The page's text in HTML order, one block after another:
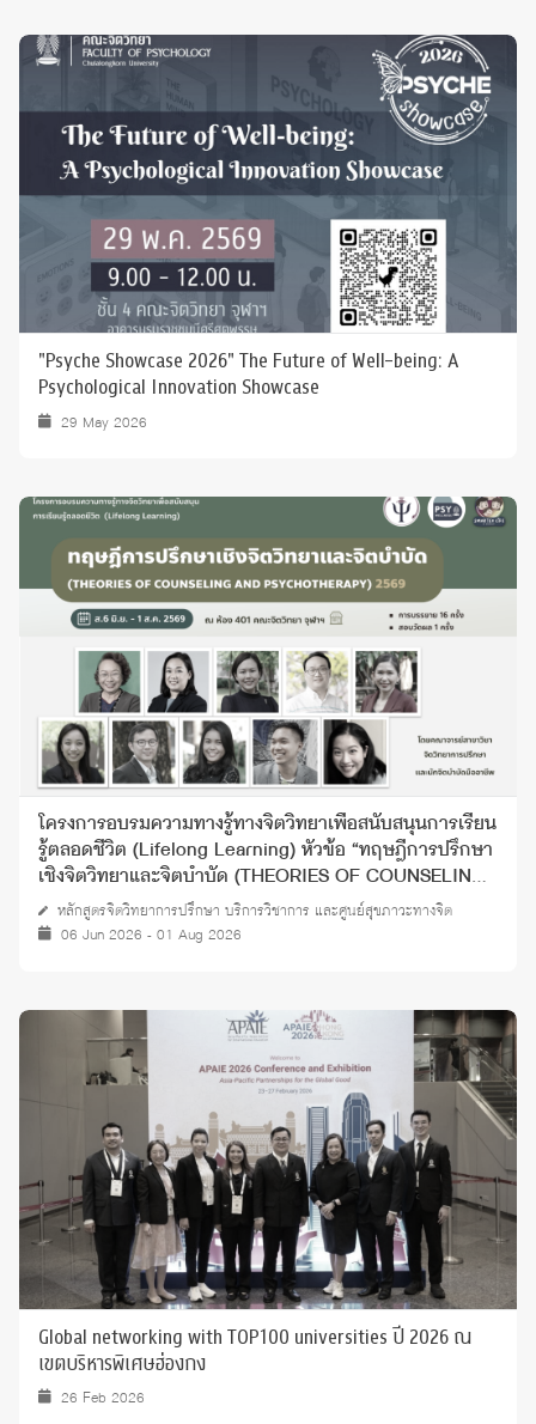
"Psyche Showcase 2026" The Future of Well-being: A
Psychological Innovation Showcase
29 May 2026
โครงการอบรมความทางรู้ทางจิตวิทยาเพื่อสนับสนุนการเรียน
รู้ตลอดชีวิต (Lifelong Learning) หัวข้อ “ทฤษฎีการปรึกษา
เชิงจิตวิทยาและจิตบำบัด (THEORIES OF COUNSELING
AND PSYCHOTHERAPY)” ปี 2568
หลักสูตรจิตวิทยาการปรึกษา บริการวิชาการ และศูนย์สุขภาวะทางจิต
06 Jun 2026 - 01 Aug 2026
Global networking with TOP100 universities ปี 2026 ณ
เขตบริหารพิเศษฮ่องกง
26 Feb 2026